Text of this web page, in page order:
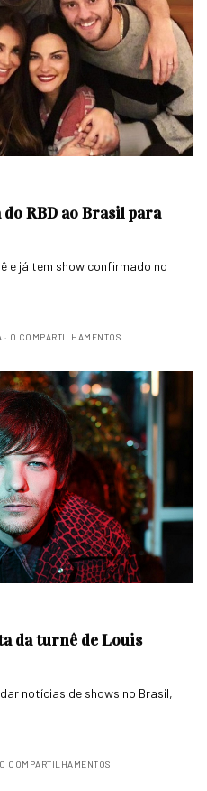
RBD ao Brasil para
e já tem show confirmado no
0 COMPARTILHAMENTOS
da turnê de Louis
notícias de shows no Brasil,
0 COMPARTILHAMENTOS